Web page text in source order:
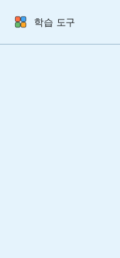
학습 도구